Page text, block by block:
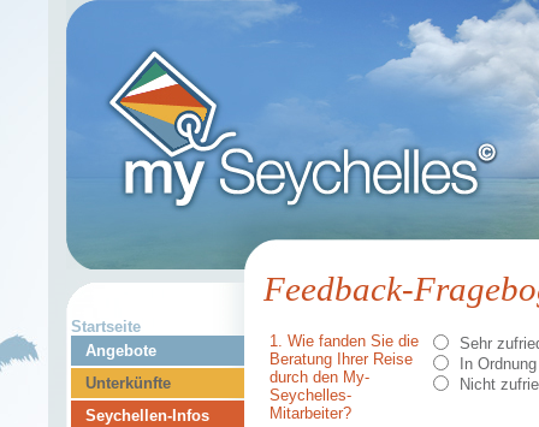
Startseite
Angebote
Unterkünfte
Seychellen-Infos
Feedback-
1. Wie fanden Sie die
Beratung Ihrer Reise
durch den My-
Seychelles-
Mitarbeiter?
Sehr
In Ordnung
Nicht